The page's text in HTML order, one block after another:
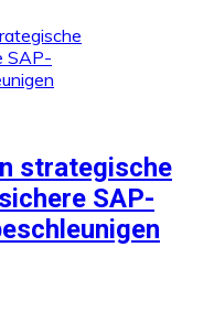
strategische
SAP-